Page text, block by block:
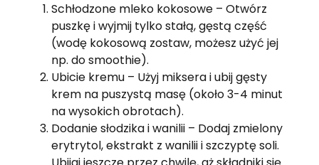
Schłodzone mleko kokosowe – Otwórz
puszkę i wyjmij tylko stałą, gęstą część
(wodę kokosową zostaw, możesz użyć jej
np. do smoothie).
Ubicie kremu – Użyj miksera i ubij gęsty
krem na puszystą masę (około 3-4 minut
na wysokich obrotach).
Dodanie słodzika i wanilii – Dodaj zmielony
erytrytol, ekstrakt z wanilii i szczyptę soli.